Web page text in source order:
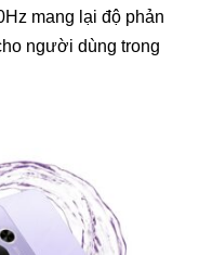
mang lại độ phản
người dùng trong